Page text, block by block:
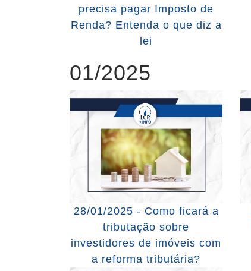
precisa pagar Imposto de
Renda? Entenda o que diz a
lei
01/2025
28/01/2025 - Como ficará a
tributação sobre
investidores de imóveis com
a reforma tributária?